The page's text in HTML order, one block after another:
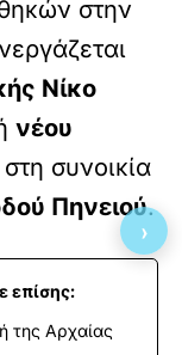
στην
Νίκο
νέου
στη συνοικία
Πηνειού.
επίσης:
της Αρχαίας
›